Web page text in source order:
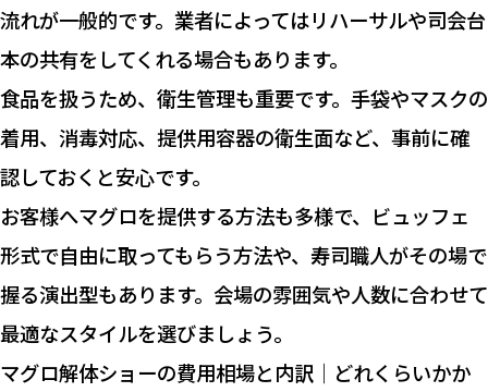
流れが一般的です。業者によってはリハーサルや司会台
本の共有をしてくれる場合もあります。
食品を扱うため、衛生管理も重要です。手袋やマスクの
着用、消毒対応、提供用容器の衛生面など、事前に確
認しておくと安心です。
お客様へマグロを提供する方法も多様で、ビュッフェ
形式で自由に取ってもらう方法や、寿司職人がその場で
握る演出型もあります。会場の雰囲気や人数に合わせて
最適なスタイルを選びましょう。
マグロ解体ショーの費用相場と内訳｜どれくらいかか